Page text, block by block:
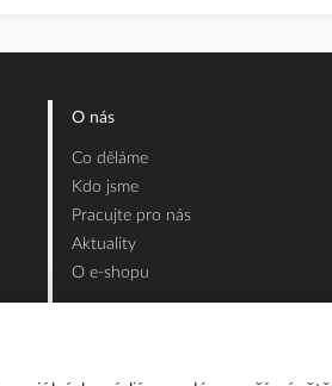
O nás
Co děláme
Kdo jsme
Pracujte pro nás
Aktuality
O e-shopu